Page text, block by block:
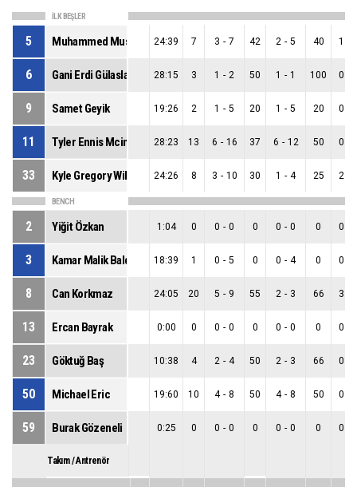
İLK BEŞLER
5 Muhammed Mustafa Baygül24:39 7 3 - 7 42 2 - 5 40 1
6 Gani Erdi Gülaslan 28:15 3 1 - 2 50 1 - 1 100 0
9 Samet Geyik 19:26 2 1 - 5 20 1 - 5 20 0
11 Tyler Ennis Mcintyre 28:23 13 6 - 16 37 6 - 12 50 0
33 Kyle Gregory Wiltjer 24:26 8 3 - 10 30 1 - 4 25 2
BENCH
2 Yiğit Özkan 1:04 0 0 - 0 0 0 - 0 0 0
3 Kamar Malik Baldwin 18:39 1 0 - 5 0 0 - 4 0 0
8 Can Korkmaz 24:05 20 5 - 9 55 2 - 3 66 3
13 Ercan Bayrak 0:00 0 0 - 0 0 0 - 0 0 0
23 Göktuğ Baş 10:38 4 2 - 4 50 2 - 3 66 0
50 Michael Eric 19:60 10 4 - 8 50 4 - 8 50 0
59 Burak Gözeneli 0:25 0 0 - 0 0 0 - 0 0 0
Takım / Antrenör